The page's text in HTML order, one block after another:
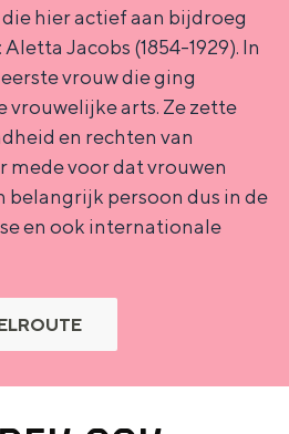
hier actief aan bijdroeg
Jacobs (1854-1929). In
vrouw die ging
vrouwelijke arts. Ze zette
en rechten van
mede voor dat vrouwen
belangrijk persoon dus in de
en ook internationale